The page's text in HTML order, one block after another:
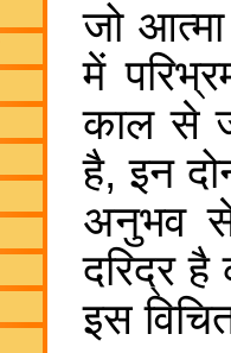
जो
में
काल से
है, इन
अनुभव
दरिद्र है
इस